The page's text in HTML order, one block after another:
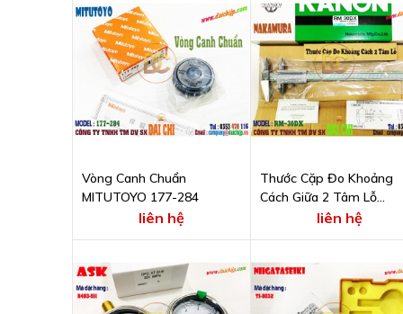
Vòng Canh Chuẩn
MITUTOYO 177-284
liên hệ
Thước Cặp Đo Khoảng
Cách Giữa 2 Tâm Lỗ
NAKAMURA KANON
liên hệ